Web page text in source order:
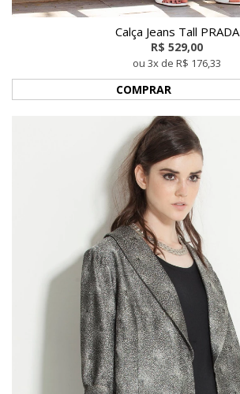
Calça Jeans Tall PRADA
R$ 529,00
ou 3x de R$ 176,33
COMPRAR